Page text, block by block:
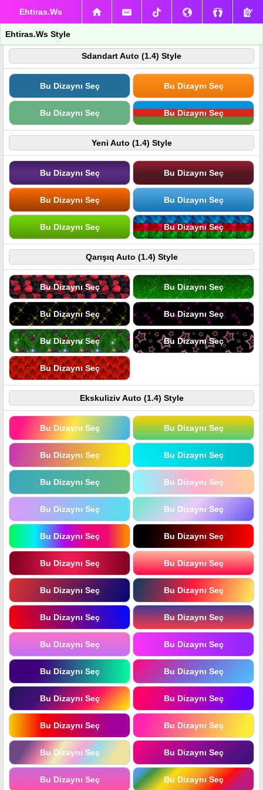
Ehtiras.Ws
Ehtiras.Ws Style
Sdandart Auto (1.4) Style
Bu Dizaynı Seç Bu Dizaynı Seç
Bu Dizaynı Seç Bu Dizaynı Seç
Yeni Auto (1.4) Style
Bu Dizaynı Seç Bu Dizaynı Seç
Bu Dizaynı Seç Bu Dizaynı Seç
Bu Dizaynı Seç Bu Dizaynı Seç
Qarışıq Auto (1.4) Style
Bu Dizaynı Seç Bu Dizaynı Seç
Bu Dizaynı Seç Bu Dizaynı Seç
Bu Dizaynı Seç Bu Dizaynı Seç
Bu Dizaynı Seç
Ekskuliziv Auto (1.4) Style
Bu Dizaynı Seç Bu Dizaynı Seç
Bu Dizaynı Seç Bu Dizaynı Seç
Bu Dizaynı Seç Bu Dizaynı Seç
Bu Dizaynı Seç Bu Dizaynı Seç
Bu Dizaynı Seç Bu Dizaynı Seç
Bu Dizaynı Seç Bu Dizaynı Seç
Bu Dizaynı Seç Bu Dizaynı Seç
Bu Dizaynı Seç Bu Dizaynı Seç
Bu Dizaynı Seç Bu Dizaynı Seç
Bu Dizaynı Seç Bu Dizaynı Seç
Bu Dizaynı Seç Bu Dizaynı Seç
Bu Dizaynı Seç Bu Dizaynı Seç
Bu Dizaynı Seç Bu Dizaynı Seç
Bu Dizaynı Seç Bu Dizaynı Seç